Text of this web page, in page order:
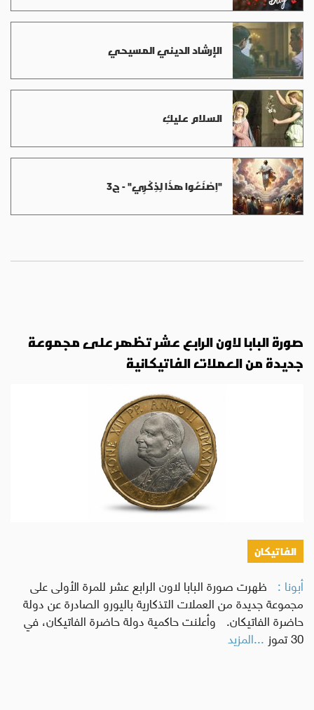
الإرشاد الديني المسيحي
السلام عليكِ
"اِصْنَعُوا هذَا لِذِكْرِي" - ج3
صورة البابا لاون الرابع عشر تظهر على مجموعة
جديدة من العملات الفاتيكانية
الفاتيكان
أبونا : ظهرت صورة البابا لاون الرابع عشر للمرة الأولى على
مجموعة جديدة من العملات التذكارية باليورو الصادرة عن دولة
حاضرة الفاتيكان. وأعلنت حاكمية دولة حاضرة الفاتيكان، في
30 تموز ...المزيد